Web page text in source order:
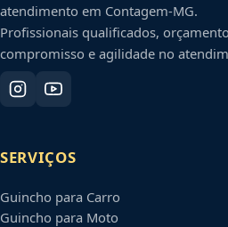
atendimento em Contagem-MG.
Profissionais qualificados,
compromisso e agilidade no
SERVIÇOS
Guincho para Carro
Guincho para Moto